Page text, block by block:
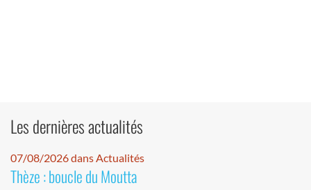
Les dernières actualités
07/08/2026 dans Actualités
Thèze : boucle du Moutta